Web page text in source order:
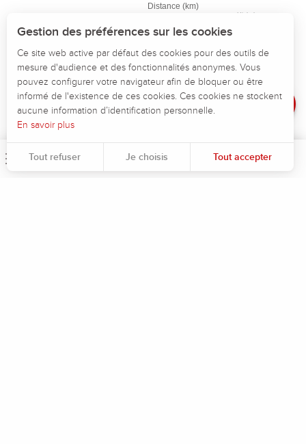
Menu
Dénivelé
Distance (km)
Highcharts.com
Altitude maximum :
Altitude minimum :
69 m
Dénivelé total positif :
187 m
Dénivelé total négatif :
-187 m
Dénivelé positif maximum :
42 m
Dénivelé négatif maximum :
Gestion des préférences sur les cookies
Ce site web active par défaut des cookies pour des outils de
mesure d'audience et des fonctionnalités anonymes. Vous
pouvez configurer votre navigateur afin de bloquer ou être
informé de l'existence de ces cookies. Ces cookies ne stockent
aucune information d’identification personnelle.
En savoir plus
Tout refuser Je choisis Tout accepter